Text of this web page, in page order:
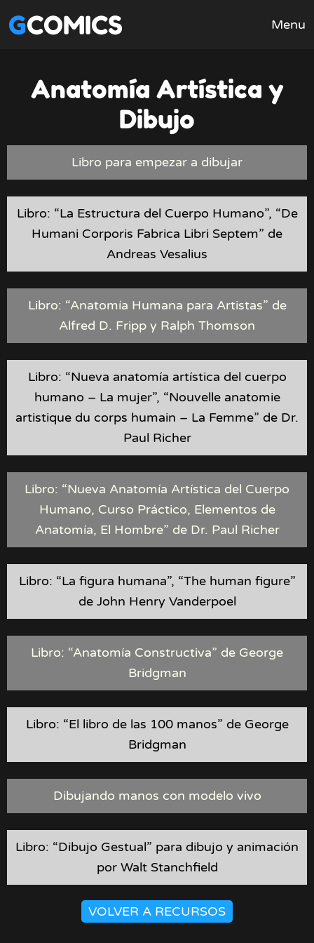
GCOMICS Menu
Anatomía Artística y
Dibujo
Libro para empezar a dibujar
Libro: “La Estructura del Cuerpo Humano”, “De
Humani Corporis Fabrica Libri Septem” de
Andreas Vesalius
Libro: “Anatomía Humana para Artistas” de
Alfred D. Fripp y Ralph Thomson
Libro: “Nueva anatomía artística del cuerpo
humano – La mujer”, “Nouvelle anatomie
artistique du corps humain – La Femme” de Dr.
Paul Richer
Libro: “Nueva Anatomía Artística del Cuerpo
Humano, Curso Práctico, Elementos de
Anatomía, El Hombre” de Dr. Paul Richer
Libro: “La figura humana”, “The human figure”
de John Henry Vanderpoel
Libro: “Anatomía Constructiva” de George
Bridgman
Libro: “El libro de las 100 manos” de George
Bridgman
Dibujando manos con modelo vivo
Libro: “Dibujo Gestual” para dibujo y animación
por Walt Stanchfield
VOLVER A RECURSOS